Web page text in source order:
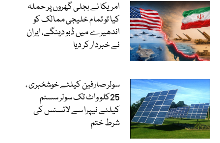
امریکا نے بجلی گھروں پر حملہ
کیا تو تمام خلیجی ممالک کو
اندھیرے میں ڈبو دینگے، ایران
نے خبردار کر دیا
سولر صارفین کیلئے خوشخبری ،
25کلو واٹ تک سولر سسٹم
کیلئے نیپرا سے لائسنس کی
شرط ختم